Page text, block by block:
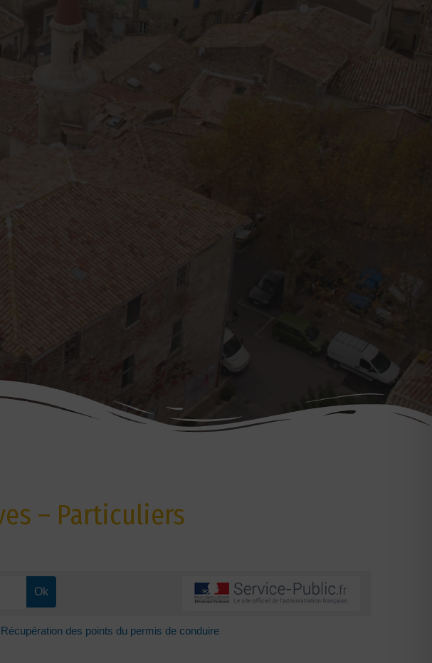
– Particuliers
Récupération des points du permis de conduire